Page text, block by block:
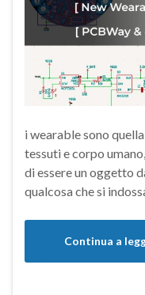
i wearable sono
tessuti e corpo
di essere un oggetto
qualcosa che si
Continua a